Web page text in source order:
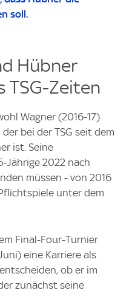
soll.
Hübner
TSG-Zeiten
Wagner (2016-17)
bei der TSG seit dem
ist. Seine
Jährige 2022 nach
müssen - von 2016
unter dem
Final-Four-Turnier
eine Karriere als
ob er im
zunächst seine